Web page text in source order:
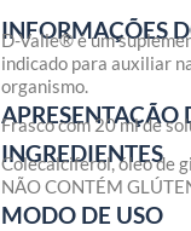
INFORMAÇÕES
D-Valle® é um
indicado para auxiliar
organismo.
APRESENTAÇÃO
Frasco com 20 ml de
INGREDIENTES
Colecalciferol, óleo de
NÃO CONTÉM
MODO DE USO